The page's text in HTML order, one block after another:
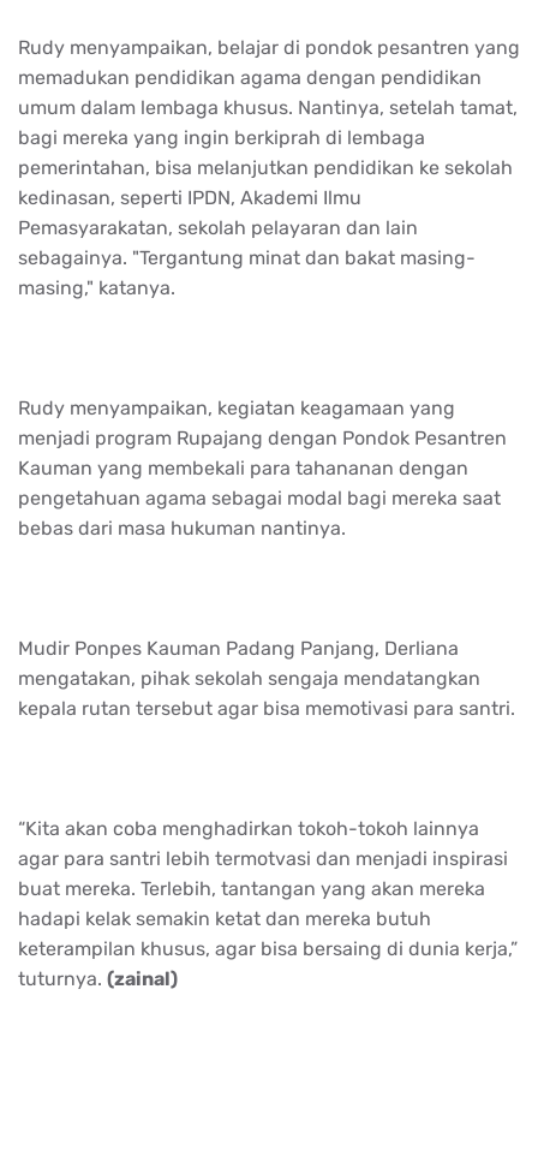
Rudy menyampaikan, belajar di pondok pesantren yang
memadukan pendidikan agama dengan pendidikan
umum dalam lembaga khusus. Nantinya, setelah tamat,
bagi mereka yang ingin berkiprah di lembaga
pemerintahan, bisa melanjutkan pendidikan ke sekolah
kedinasan, seperti IPDN, Akademi Ilmu
Pemasyarakatan, sekolah pelayaran dan lain
sebagainya. "Tergantung minat dan bakat masing-
masing," katanya.
Rudy menyampaikan, kegiatan keagamaan yang
menjadi program Rupajang dengan Pondok Pesantren
Kauman yang membekali para tahananan dengan
pengetahuan agama sebagai modal bagi mereka saat
bebas dari masa hukuman nantinya.
Mudir Ponpes Kauman Padang Panjang, Derliana
mengatakan, pihak sekolah sengaja mendatangkan
kepala rutan tersebut agar bisa memotivasi para santri.
“Kita akan coba menghadirkan tokoh-tokoh lainnya
agar para santri lebih termotvasi dan menjadi inspirasi
buat mereka. Terlebih, tantangan yang akan mereka
hadapi kelak semakin ketat dan mereka butuh
keterampilan khusus, agar bisa bersaing di dunia kerja,”
tuturnya. (zainal)